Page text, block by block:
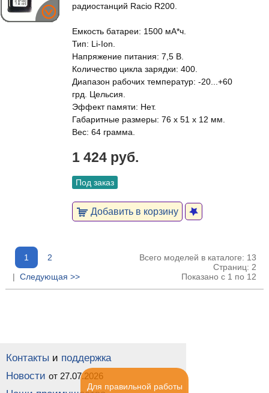
радиостанций Racio R200.
Емкость батареи: 1500 мА*ч.
Тип: Li-Ion.
Напряжение питания: 7,5 В.
Количество цикла зарядки: 400.
Диапазон рабочих температур: -20...+60
грд. Цельсия.
Эффект памяти: Нет.
Габаритные размеры: 76 х 51 х 12 мм.
Вес: 64 грамма.
1 424 руб.
Под заказ
Добавить в корзину
1
2
| Следующая >>
Всего моделей в каталоге: 13
Страниц: 2
Показано с 1 по 12
Контакты и поддержка
Новости от 27.07.2026
Для правильной работы